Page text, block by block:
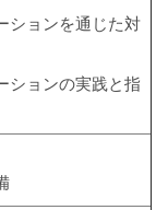
ョンを通じた対
ョンの実践と指